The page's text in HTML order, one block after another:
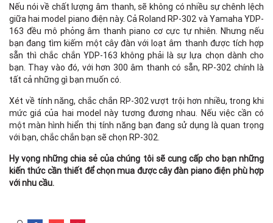
Nếu nói về chất lượng âm thanh, sẽ không có nhiều sự chênh lệch
giữa hai model piano điện này. Cả Roland RP-302 và Yamaha YDP-
163 đều mô phỏng âm thanh piano cơ cực tự nhiên. Nhưng nếu
bạn đang tìm kiếm một cây đàn với loạt âm thanh được tích hợp
sẵn thì chắc chắn YDP-163 không phải là sự lựa chọn dành cho
bạn. Thay vào đó, với hơn 300 âm thanh có sẵn, RP-302 chính là
tất cả những gì bạn muốn có.
Xét về tính năng, chắc chắn RP-302 vượt trội hơn nhiều, trong khi
mức giá của hai model này tương đương nhau. Nếu việc cần có
một màn hình hiển thị tính năng bạn đang sử dụng là quan trọng
với bạn, chắc chắn bạn sẽ chọn RP-302.
Hy vọng những chia sẻ của chúng tôi sẽ cung cấp cho bạn những
kiến thức cần thiết để chọn mua được cây đàn piano điện phù hợp
với nhu cầu.